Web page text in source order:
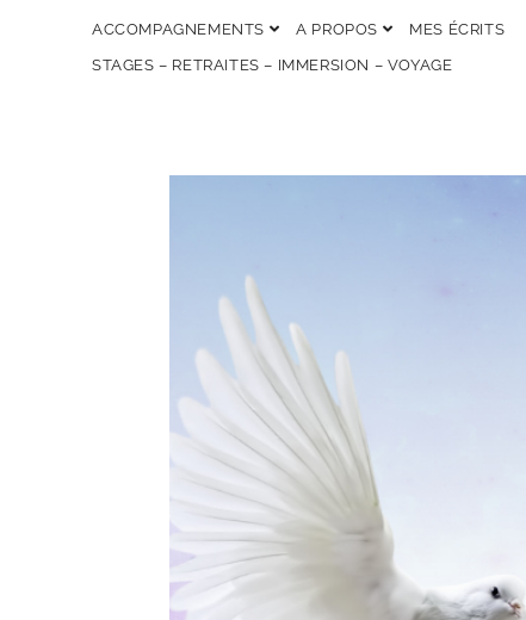
ACCOMPAGNEMENTS A PROPOS
MES ÉCRITS
STAGES – RETRAITES – IMMERSION – VOYAGE